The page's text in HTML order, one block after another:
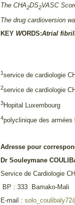
The CHA2DS2VASC
The drug cardioversion
KEY WORDS:Atrial
1 service de cardiologie
2service de cardiologie
3Hopital Luxembourg
4polyclinique des armées
Adresse pour
Dr Souleymane
Service de Cardiologie
BP : 333 Bamako-Mali
E-mail :